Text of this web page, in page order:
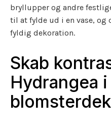
bryllupper og andre
til at fylde ud i en vase, og
fyldig dekoration.
Skab
Hydrangea